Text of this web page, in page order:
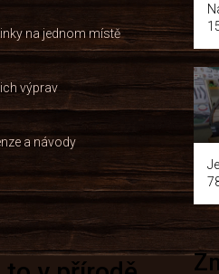
na jednom místě
výprav
a návody